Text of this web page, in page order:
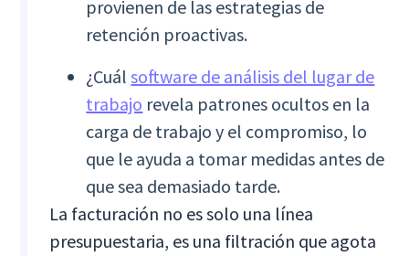
provienen de las estrategias de
retención proactivas.
¿Cuálsoftware de análisis del lugar de
trabajo revela patrones ocultos en la
carga de trabajo y el compromiso, lo
que le ayuda a tomar medidas antes de
que sea demasiado tarde.
La facturación no es solo una línea
presupuestaria, es una filtración que agota